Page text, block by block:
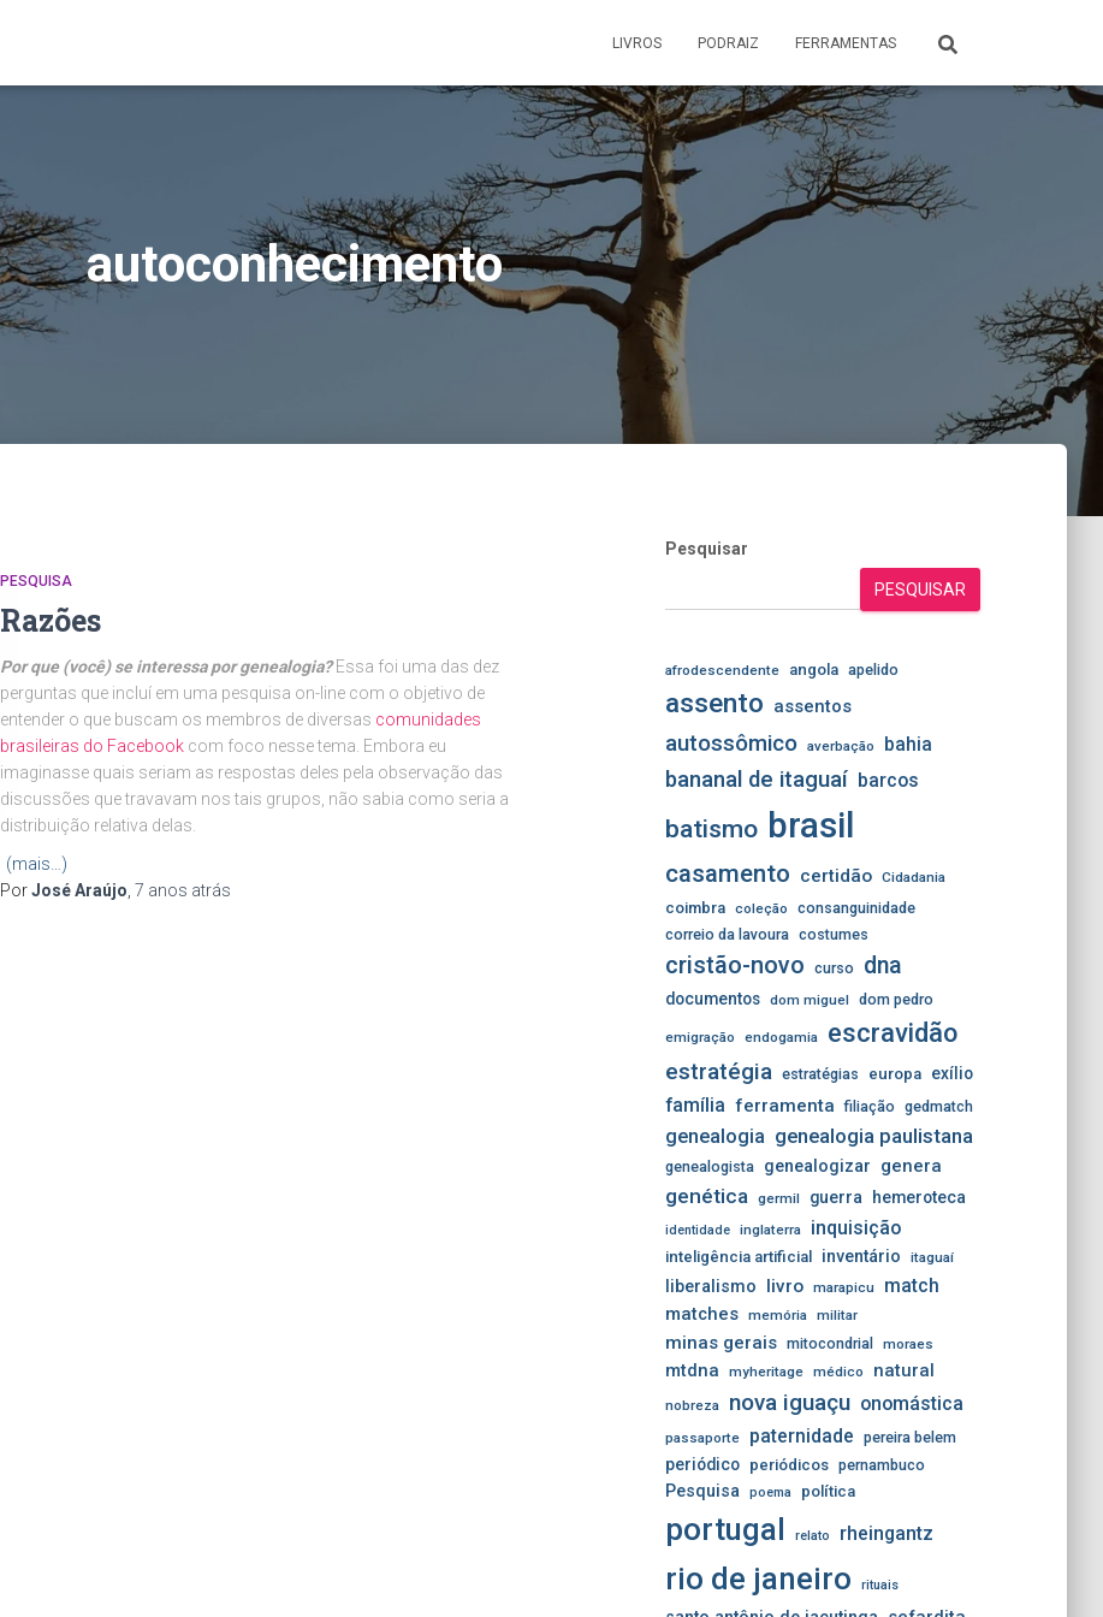
LIVROS PODRAIZ FERRAMENTAS
autoconhecimento
PESQUISA
Razões
Por que (você) se interessa por genealogia?Essa foi uma das dez
perguntas que incluí em uma pesquisa on-line com o objetivo de
entender o que buscam os membros de diversas comunidades
brasileiras do Facebook com foco nesse tema. Embora eu
imaginasse quais seriam as respostas deles pela observação das
discussões que travavam nos tais grupos, não sabia como seria a
distribuição relativa delas.
(mais…)
PorJosé Araújo 7 anos atrás
Pesquisar
PESQUISAR
afrodescendente angola apelido
assento assentos
autossômico averbação bahia
bananal de itaguaí barcos
batismo brasil
casamento certidão Cidadania
coimbra coleção
consanguinidade
correio da lavoura costumes
cristão-novo curso dna
documentos dom miguel dom pedro
emigração endogamia escravidão
estratégia estratégias europa exílio
família ferramenta filiação gedmatch
genealogia genealogia paulistana
genealogista genealogizar genera
genética germil guerra hemeroteca
identidade inglaterra inquisição
inteligência artificial inventário itaguaí
liberalismo livro marapicu match
matches memória militar
minas gerais mitocondrial moraes
mtdna myheritage médico natural
nobreza nova iguaçu onomástica
passaporte paternidade pereira belem
periódico periódicos pernambuco
Pesquisa poema política
portugal relato rheingantz
rio de janeiro rituais